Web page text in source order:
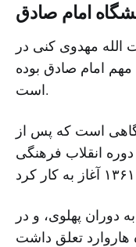
امام صادق
الله مهدوی کنی در
امام صادق بوده
است.
است که پس از
و در دوره انقلاب فرهنگی
دوران پهلوی، و در
هاروارد تعلق داشت